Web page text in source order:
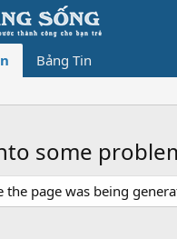
Bảng Tin
some
page was being